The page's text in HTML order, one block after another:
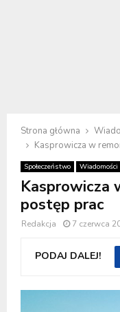
Strona główna
Kasprowicza w
Społeczeństwo Wiadomości
Kasprowicza
postęp prac
Redakcja 7 czerwca
PODAJ DALEJ!